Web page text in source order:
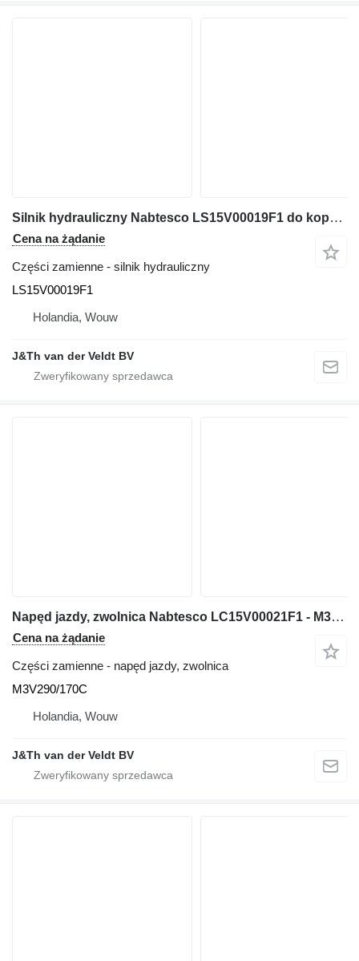
Silnik hydrauliczny Nabtesco LS15V00019F1 do koparki E485B SK485-8
Cena na żądanie
Części zamienne - silnik hydrauliczny
LS15V00019F1
Holandia, Wouw
J&Th van der Veldt BV
Napęd jazdy, zwolnica Nabtesco LC15V00021F1 - M3V290/170C do koparki New Holland E385
Cena na żądanie
Części zamienne - napęd jazdy, zwolnica
M3V290/170C
Holandia, Wouw
J&Th van der Veldt BV